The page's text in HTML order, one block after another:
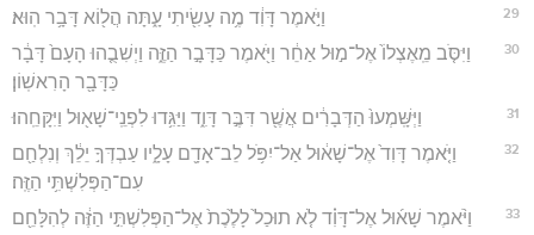
29 וַיֹּ֣אמֶר דָּוִ֔ד מֶ֥ה עָשִׂ֖יתִי עָ֑תָּה הֲל֖וֹא דָּבָ֥ר הֽוּא׃
30
וַיִּסֹּ֤ב מֵֽאֶצְלוֹ֙ אֶל־מ֣וּל אַחֵ֔ר וַיֹּ֖אמֶר כַּדָּבָ֣ר הַזֶּ֑ה וַיְשִׁבֻ֤הוּ הָעָם֙ דָּבָ֔ר
כַּדָּבָ֖ר הָרִאשֽׁוֹן׃
31 וַיְּשָּֽׁמְעוּ֙ הַדְּבָרִ֔ים אֲשֶׁ֖ר דִּבֶּ֣ר דָּוִ֑ד וַיַּגִּ֥דוּ לִפְנֵֽי־שָׁא֖וּל וַיִּקָּחֵֽהוּ׃
32
וַיֹּ֤אמֶר דָּוִד֙ אֶל־שָׁא֔וּל אַל־יִפֹּ֥ל לֵב־אָדָ֖ם עָלָ֑יו עַבְדְּךָ֣ יֵלֵ֔ךְ וְנִלְחַ֖ם
עִם־הַפְּלִשְׁתִּ֥י הַזֶּֽה׃
33
וַיֹּ֨אמֶר שָׁא֜וּל אֶל־דָּוִ֗ד לֹ֤א תוּכַל֙ לָלֶ֙כֶת֙ אֶל־הַפְּלִשְׁתִּ֣י הַזֶּ֔ה לְהִלָּחֵ֖ם